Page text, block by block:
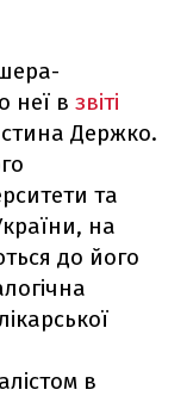
неї в звіті
Держко.
та
на
до його
в